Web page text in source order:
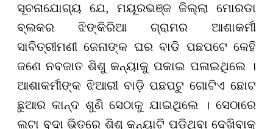
ସୂଚନାଯୋଗ୍ୟ ଯେ, ମୟୂରଭଞ୍ଜ ଜିଲ୍ଲା ମୋରଡା
ବ୍ଲକର ଝିଙ୍କିରିଆ ଗ୍ରାମର ଆଶାକର୍ମୀ
ସାବିତ୍ରୀମଣୀ ଜେନାଙ୍କ ଘର ବାଡି ପଛପଟେ କେହି
ଜଣେ ନବଜାତ ଶିଶୁ କନ୍ୟାକୁ ପକାଇ ପଳାଇଥିଲେ ।
ଆଶାକର୍ମୀଙ୍କ ଝିଆରୀ ବାଡ଼ି ପଛପଟୁ ଗୋଟିଏ ଛୋଟ
ଛୁଆର କାନ୍ଦ ଶୁଣି ସେଠାକୁ ଯାଇଥିଲେ । ସେଠାରେ
ଲଟା ବୁଦା ଭିତରେ ଶିଶୁ କନ୍ୟାଟି ପଡ଼ିଥିବା ଦେଖିବାକୁ